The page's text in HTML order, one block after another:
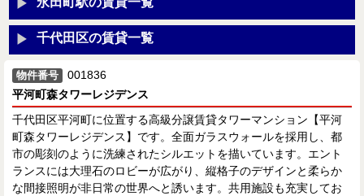
千代田区の賃貸一覧
物件番号
001836
平河町森タワーレジデンス
千代田区平河町に位置する高級分譲賃貸タワーマンション【平河
町森タワーレジデンス】です。全面ガラスウォールを採用し、都
市の彫刻のように洗練されたシルエットを描いています。エント
ランスには大理石のロビーが広がり、縦格子のデザインと柔らか
な間接照明が非日常の世界へと誘います。共用施設も充実してお